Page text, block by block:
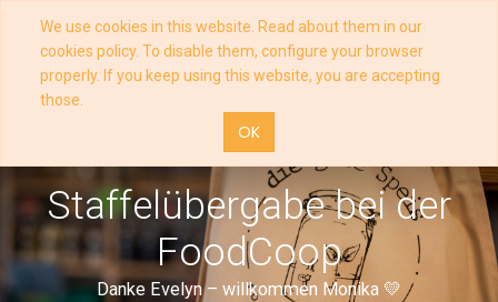
We use cookies in this website. Read about them in our
cookies policy. To disable them, configure your browser
properly. If you keep using this website, you are accepting
those.
OK
Staffelübergabe bei der
FoodCoop
Danke Evelyn – willkommen Monika 💛